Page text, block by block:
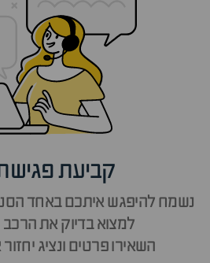
קביעת פגישת
נשמח להיפגש איתכם באחד
למצוא בדיוק את
השאירו פרטים ונציג